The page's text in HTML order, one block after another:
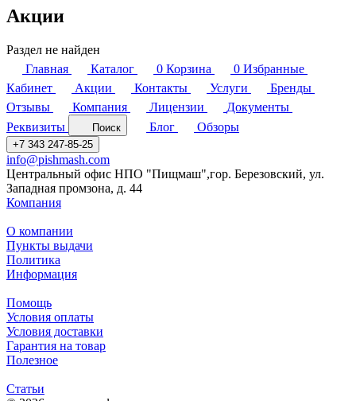
Акции
Раздел не найден
Главная
Каталог 0 Корзина 0 Избранные
Кабинет
Акции Контакты Услуги
Бренды
Отзывы
Компания Лицензии
Документы
Реквизиты
Поиск Блог Обзоры
+7 343 247-85-25
info@pishmash.com
Центральный офис НПО "Пищмаш",гор. Березовский, ул.
Западная промзона, д. 44
Компания
О компании
Пункты выдачи
Политика
Информация
Помощь
Условия оплаты
Условия доставки
Гарантия на товар
Полезное
Статьи